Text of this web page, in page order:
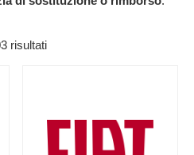
risultati